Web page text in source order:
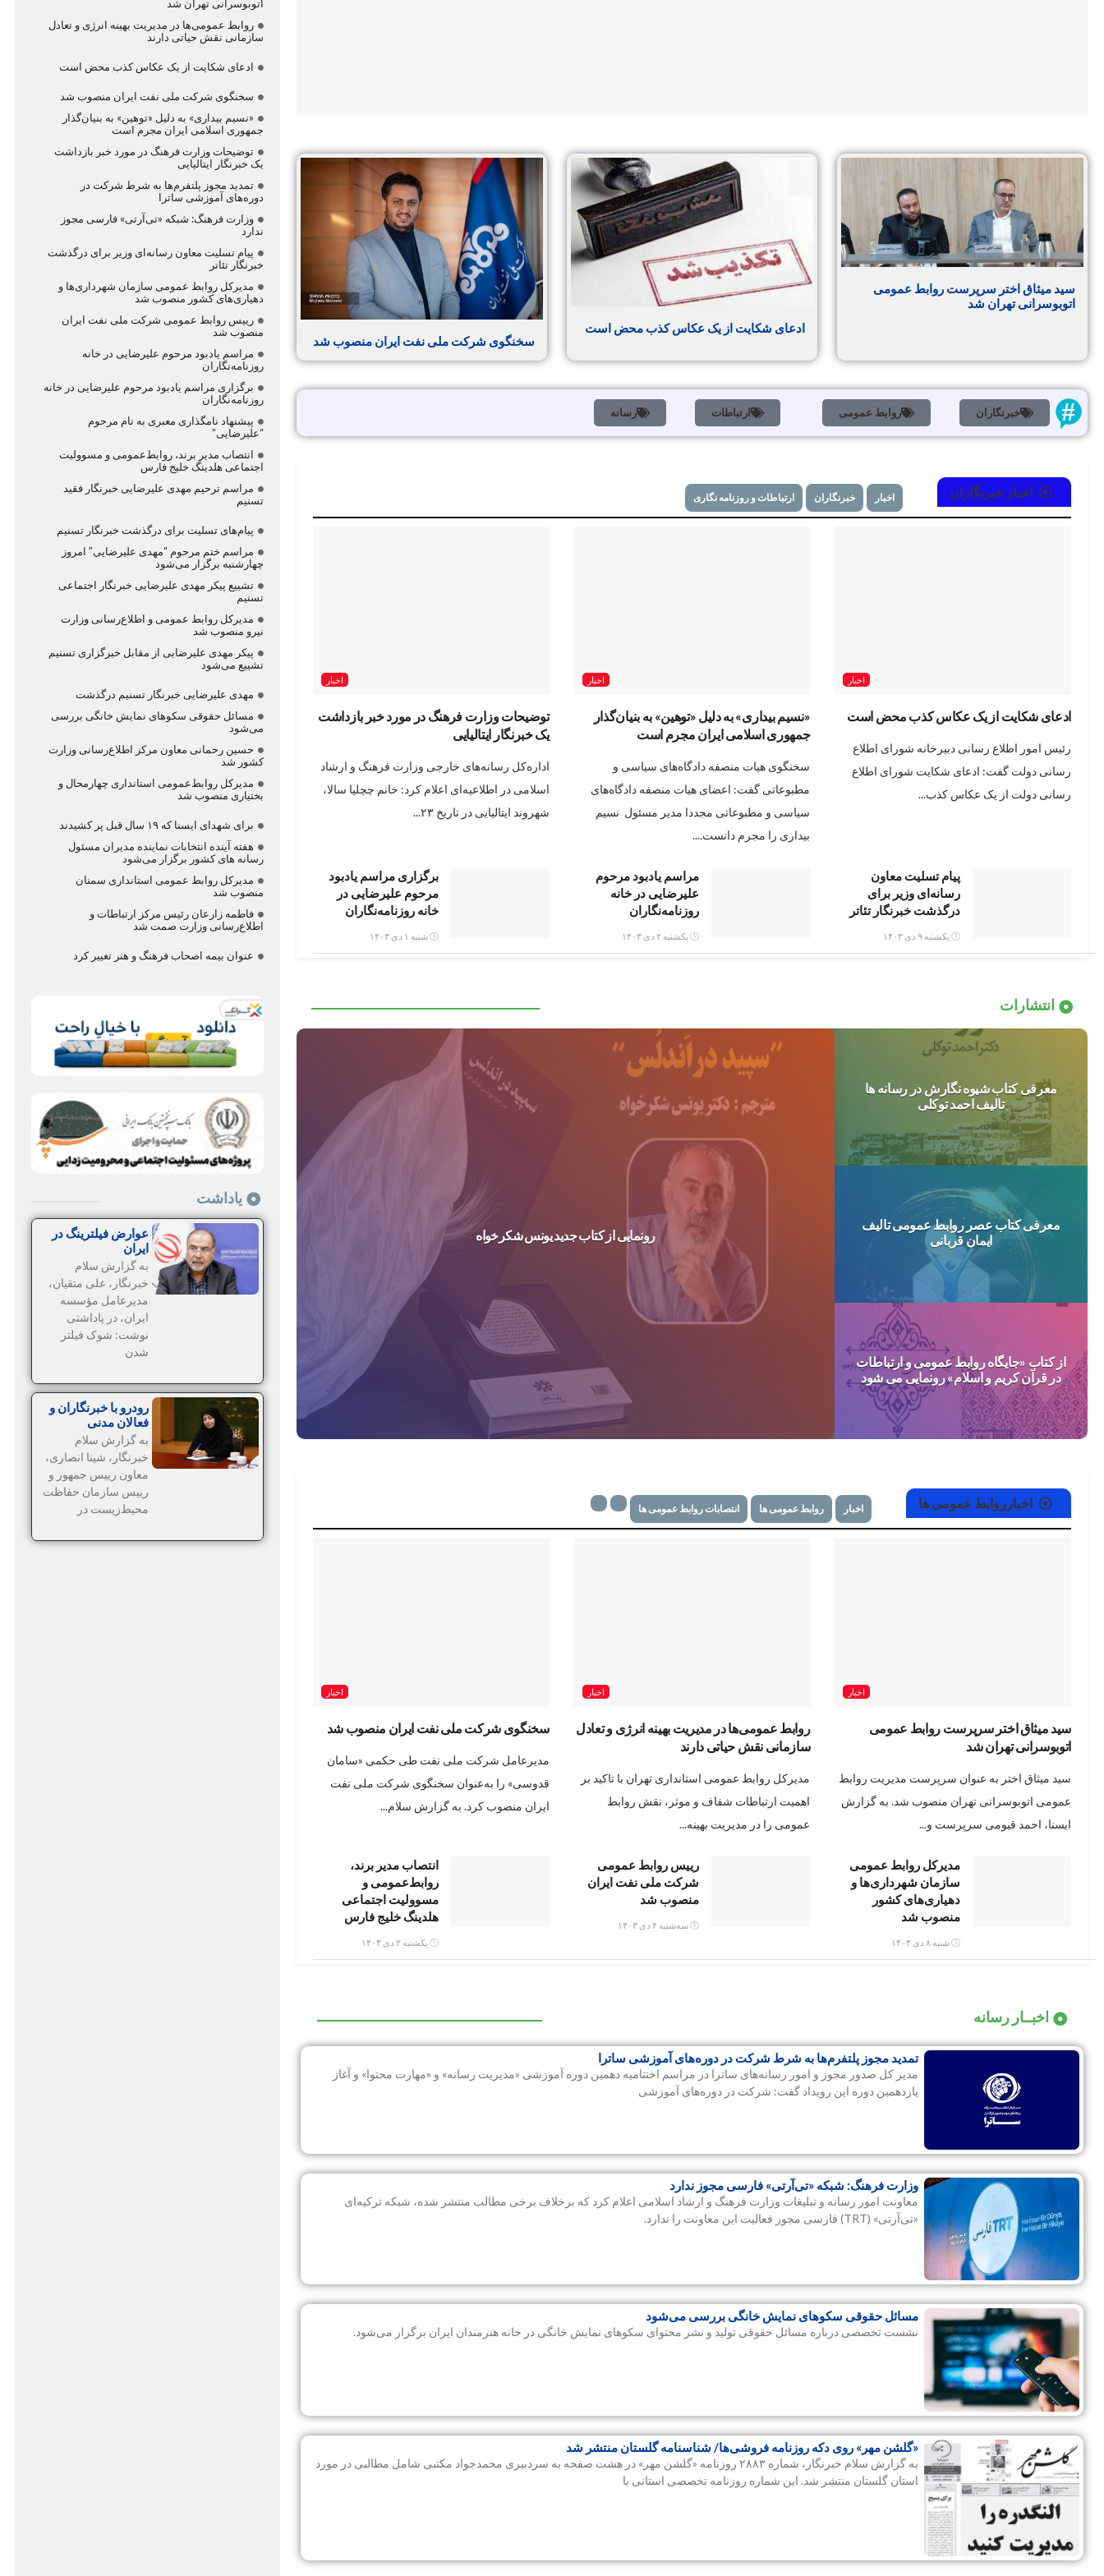
سید میثاق اختر سرپرست روابط عمومی
اتوبوسرانی تهران شد
ادعای شکایت از یک عکاس کذب محض است
سخنگوی شرکت ملی نفت ایران منصوب شد
خبرنگاران روابط عمومی ارتباطات رسانه
اخبار خبرنگاران اخبار خبرنگاران ارتباطات و روزنامه نگاری
اخبار
ادعای شکایت از یک عکاس کذب محض است
رئیس امور اطلاع رسانی دبیرخانه شورای اطلاع
رسانی دولت گفت: ادعای شکایت شورای اطلاع
رسانی دولت از یک عکاس کذب...
اخبار
«نسیم بیداری» به دلیل «توهین» به بنیان‌گذار
جمهوری اسلامی ایران مجرم است
سخنگوی هیات منصفه دادگاه‌های سیاسی و
مطبوعاتی گفت‌: اعضای هیات منصفه دادگاه‌های
سیاسی و مطبوعاتی مجددا مدیر مسئول نسیم
بیداری را مجرم دانست....
اخبار
توضیحات وزارت فرهنگ در مورد خبر بازداشت
یک خبرنگار ایتالیایی
اداره‌کل رسانه‌های خارجی وزارت فرهنگ و ارشاد
اسلامی در اطلاعیه‌ای اعلام کرد: خانم چچلیا سالا،
شهروند ایتالیایی در تاریخ ۲۳...
پیام تسلیت معاون
رسانه‌ای وزیر برای
درگذشت خبرنگار تئاتر
یکشنبه ۹ دی ۱۴۰۳
مراسم یادبود مرحوم
علیرضایی در خانه
روزنامه‌نگاران
یکشنبه ۲ دی ۱۴۰۳
برگزاری مراسم یادبود
مرحوم علیرضایی در
خانه روزنامه‌نگاران
شنبه ۱ دی ۱۴۰۳
انتشارات
رونمایی از کتاب جدید یونس شکرخواه
معرفی کتاب شیوه نگارش در رسانه ها
تالیف احمد توکلی
معرفی کتاب عصر روابط عمومی تالیف
ایمان قربانی
از کتاب «جایگاه روابط عمومی و ارتباطات
در قرآن کریم و اسلام» رونمایی می شود
اخبار روابط عمومی ها اخبار روابط عمومی ها انتصابات روابط عمومی ها
اخبار
سید میثاق اختر سرپرست روابط عمومی
اتوبوسرانی تهران شد
سید میثاق اختر به عنوان سرپرست مدیریت روابط
عمومی اتوبوسرانی تهران منصوب شد. به گزارش
ایسنا، احمد قیومی سرپرست و...
اخبار
روابط عمومی‌ها در مدیریت بهینه انرژی و تعادل
سازمانی نقش حیاتی دارند
مدیرکل روابط عمومی استانداری تهران با تاکید بر
اهمیت ارتباطات شفاف و موثر، نقش روابط
عمومی را در مدیریت بهینه...
اخبار
سخنگوی شرکت ملی نفت ایران منصوب شد
مدیرعامل شرکت ملی نفت طی حکمی «سامان
قدوسی» را به‌عنوان سخنگوی شرکت ملی نفت
ایران منصوب کرد. به گزارش سلام...
مدیرکل روابط عمومی
سازمان شهرداری‌ها و
دهیاری‌های کشور
منصوب شد
شنبه ۸ دی ۱۴۰۳
رییس روابط عمومی
شرکت ملی نفت ایران
منصوب شد
سه‌شنبه ۴ دی ۱۴۰۳
انتصاب مدیر برند،
روابط‌عمومی و
مسوولیت اجتماعی
هلدینگ خلیج فارس
یکشنبه ۲ دی ۱۴۰۳
اخبــار رسانه
تمدید مجوز پلتفرم‌ها به شرط شرکت در دوره‌های آموزشی ساترا
مدیر کل صدور مجوز و امور رسانه‌های ساترا در مراسم اختتامیه دهمین دوره آموزشی «مدیریت رسانه» و «مهارت محتوا» و آغاز
یازدهمین دوره این رویداد گفت: شرکت در دوره‌های آموزشی
وزارت فرهنگ: شبکه «تی‌آرتی» فارسی مجوز ندارد
معاونت امور رسانه و تبلیغات وزارت فرهنگ و ارشاد اسلامی اعلام کرد که برخلاف برخی مطالب منتشر شده، شبکه ترکیه‌ای
«تی‌آر‎تی» (TRT) فارسی مجوز فعالیت این معاونت را ندارد.
مسائل حقوقی سکوهای نمایش خانگی بررسی می‌شود
نشست تخصصی درباره مسائل حقوقی تولید و نشر محتوای سکوهای نمایش خانگی در خانه هنرمندان ایران برگزار می‌شود.
«گلشن مهر» روی دکه روزنامه فروشی‌ها/ شناسنامه گلستان منتشر شد
به گزارش سلام خبرنگار، شماره ۲۸۸۳ روزنامه «گلشن مهر» در هشت صفحه به سردبیری محمدجواد مکتبی شامل مطالبی در مورد
استان گلستان منتشر شد. این شماره روزنامه تخصصی استانی با
اتوبوسرانی تهران شد
روابط عمومی‌ها در مدیریت بهینه انرژی و تعادل
سازمانی نقش حیاتی دارند
ادعای شکایت از یک عکاس کذب محض است
سخنگوی شرکت ملی نفت ایران منصوب شد
«نسیم بیداری» به دلیل «توهین» به بنیان‌گذار
جمهوری اسلامی ایران مجرم است
توضیحات وزارت فرهنگ در مورد خبر بازداشت
یک خبرنگار ایتالیایی
تمدید مجوز پلتفرم‌ها به شرط شرکت در
دوره‌های آموزشی ساترا
وزارت فرهنگ: شبکه «تی‌آرتی» فارسی مجوز
ندارد
پیام تسلیت معاون رسانه‌ای وزیر برای درگذشت
خبرنگار تئاتر
مدیرکل روابط عمومی سازمان شهرداری‌ها و
دهیاری‌های کشور منصوب شد
رییس روابط عمومی شرکت ملی نفت ایران
منصوب شد
مراسم یادبود مرحوم علیرضایی در خانه
روزنامه‌نگاران
برگزاری مراسم یادبود مرحوم علیرضایی در خانه
روزنامه‌نگاران
پیشنهاد نامگذاری معبری به نام مرحوم
“علیرضایی”
انتصاب مدیر برند، روابط‌عمومی و مسوولیت
اجتماعی هلدینگ خلیج فارس
مراسم ترحیم مهدی علیرضایی خبرنگار فقید
تسنیم
پیام‌های تسلیت برای درگذشت خبرنگار تسنیم
مراسم ختم مرحوم “مهدی علیرضایی” امروز
چهارشنبه برگزار می‌شود
تشییع پیکر مهدی علیرضایی خبرنگار اجتماعی
تسنیم
مدیرکل روابط عمومی و اطلاع‌رسانی وزارت
نیرو منصوب شد
پیکر مهدی علیرضایی از مقابل خبرگزاری تسنیم
تشییع می‌شود
مهدی علیرضایی خبرنگار تسنیم درگذشت
مسائل حقوقی سکوهای نمایش خانگی بررسی
می‌شود
حسین رحمانی معاون مرکز اطلاع‌رسانی وزارت
کشور شد
مدیرکل روابط‌عمومی استانداری چهارمحال و
بختیاری منصوب شد
برای شهدای ایسنا که ۱۹ سال قبل پر کشیدند
هفته آینده انتخابات نماینده مدیران مسئول
رسانه های کشور برگزار می‌شود
مدیرکل روابط عمومی استانداری سمنان
منصوب شد
فاطمه زارعان رئیس مرکز ارتباطات و
اطلاع‌رسانی وزارت صمت شد
عنوان بیمه اصحاب فرهنگ و هنر تغییر کرد
یاداشت
عوارض فیلترینگ در
ایران
به گزارش سلام
خبرنگار، علی متقیان،
مدیرعامل مؤسسه
ایران، در یاداشتی
نوشت: شوک فیلتر
شدن
رودرو با خبرنگاران و
فعالان مدنی
به گزارش سلام
خبرنگار، شینا انصاری،
معاون رییس جمهور و
رییس سازمان حفاظت
محیط‌زیست در